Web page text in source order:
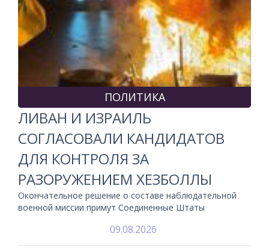
ПОЛИТИКА
ЛИВАН И ИЗРАИЛЬ
СОГЛАСОВАЛИ КАНДИДАТОВ
ДЛЯ КОНТРОЛЯ ЗА
РАЗОРУЖЕНИЕМ ХЕЗБОЛЛЫ
Окончательное решение о составе наблюдательной
военной миссии примут Соединенные Штаты
09.08.2026